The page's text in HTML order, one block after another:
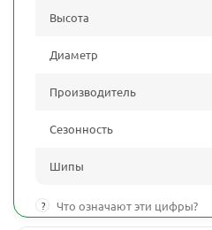
Высота
Диаметр
Производитель
Сезонность
Шипы
? Что означают эти цифры?